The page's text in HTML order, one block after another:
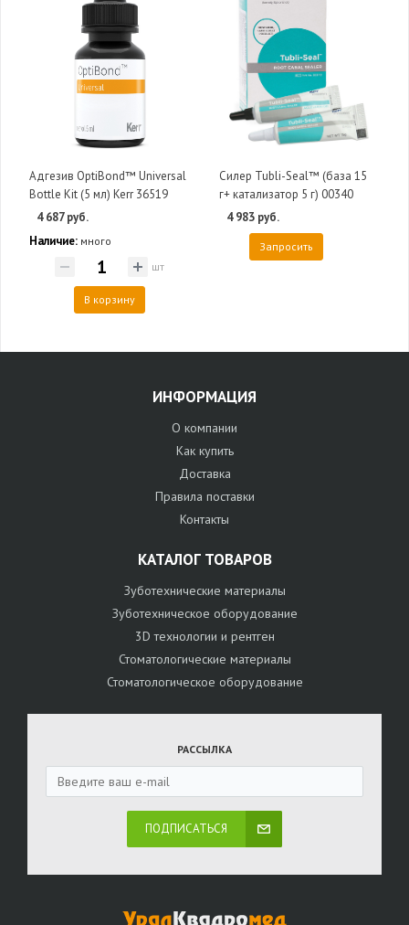
Адгезив OptiBond™ Universal
Bottle Kit (5 мл) Kerr 36519
4 687 руб.
Наличие: много
шт
В корзину
Силер Tubli-Seal™ (база 15
г+ катализатор 5 г) 00340
4 983 руб.
Запросить
ИНФОРМАЦИЯ
О компании
Как купить
Доставка
Правила поставки
Контакты
КАТАЛОГ ТОВАРОВ
Зуботехнические материалы
Зуботехническое оборудование
3D технологии и рентген
Стоматологические материалы
Стоматологическое оборудование
РАССЫЛКА
ПОДПИСАТЬСЯ